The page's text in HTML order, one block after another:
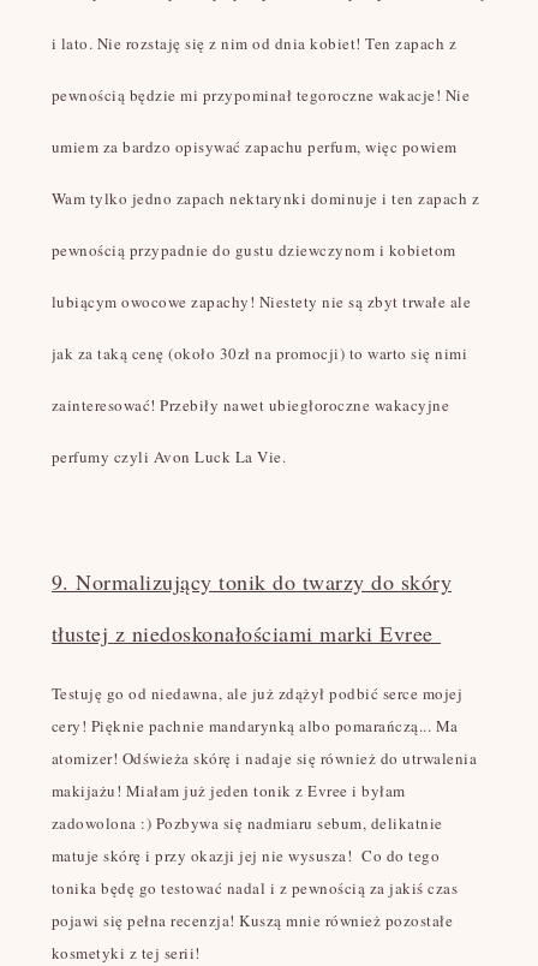
i lato. Nie rozstaję się z nim od dnia kobiet! Ten zapach z
pewnością będzie mi przypominał tegoroczne wakacje! Nie
umiem za bardzo opisywać zapachu perfum, więc powiem
Wam tylko jedno zapach nektarynki dominuje i ten zapach z
pewnością przypadnie do gustu dziewczynom i kobietom
lubiącym owocowe zapachy! Niestety nie są zbyt trwałe ale
jak za taką cenę (około 30zł na promocji) to warto się nimi
zainteresować! Przebiły nawet ubiegłoroczne wakacyjne
perfumy czyli Avon Luck La Vie.
9. Normalizujący tonik do twarzy do skóry
tłustej z niedoskonałościami marki Evree
Testuję go od niedawna, ale już zdążył podbić serce mojej
cery! Pięknie pachnie mandarynką albo pomarańczą... Ma
atomizer! Odświeża skórę i nadaje się również do utrwalenia
makijażu! Miałam już jeden tonik z Evree i byłam
zadowolona :) Pozbywa się nadmiaru sebum, delikatnie
matuje skórę i przy okazji jej nie wysusza! Co do tego
tonika będę go testować nadal i z pewnością za jakiś czas
pojawi się pełna recenzja! Kuszą mnie również pozostałe
kosmetyki z tej serii!